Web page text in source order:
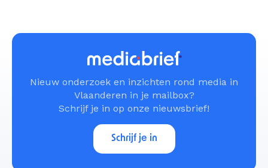
Nieuw onderzoek en inzichten rond media in
Vlaanderen in je mailbox?
Schrijf je in op onze nieuwsbrief!
Schrijf je in